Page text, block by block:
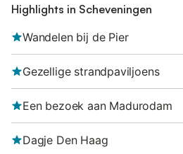
Highlights in Scheveningen
Wandelen bij de Pier
Gezellige strandpaviljoens
Een bezoek aan Madurodam
Dagje Den Haag